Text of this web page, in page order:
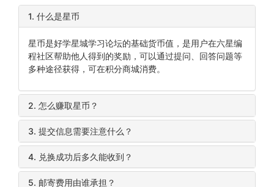
1. 什么是星币
星币是好学星城学习论坛的基础货币值，是用户在六星编
程社区帮助他人得到的奖励，可以通过提问、回答问题等
多种途径获得，可在积分商城消费。
2. 怎么赚取星币？
3. 提交信息需要注意什么？
4. 兑换成功后多久能收到？
5. 邮寄费用由谁承担？